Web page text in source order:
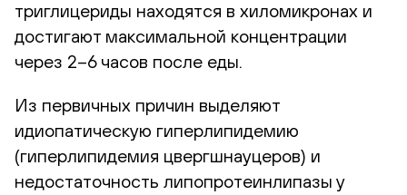
триглицериды находятся в хиломикронах и
достигают максимальной концентрации
через 2–6 часов после еды.
Из первичных причин выделяют
идиопатическую гиперлипидемию
(гиперлипидемия цвергшнауцеров) и
недостаточность липопротеинлипазы у